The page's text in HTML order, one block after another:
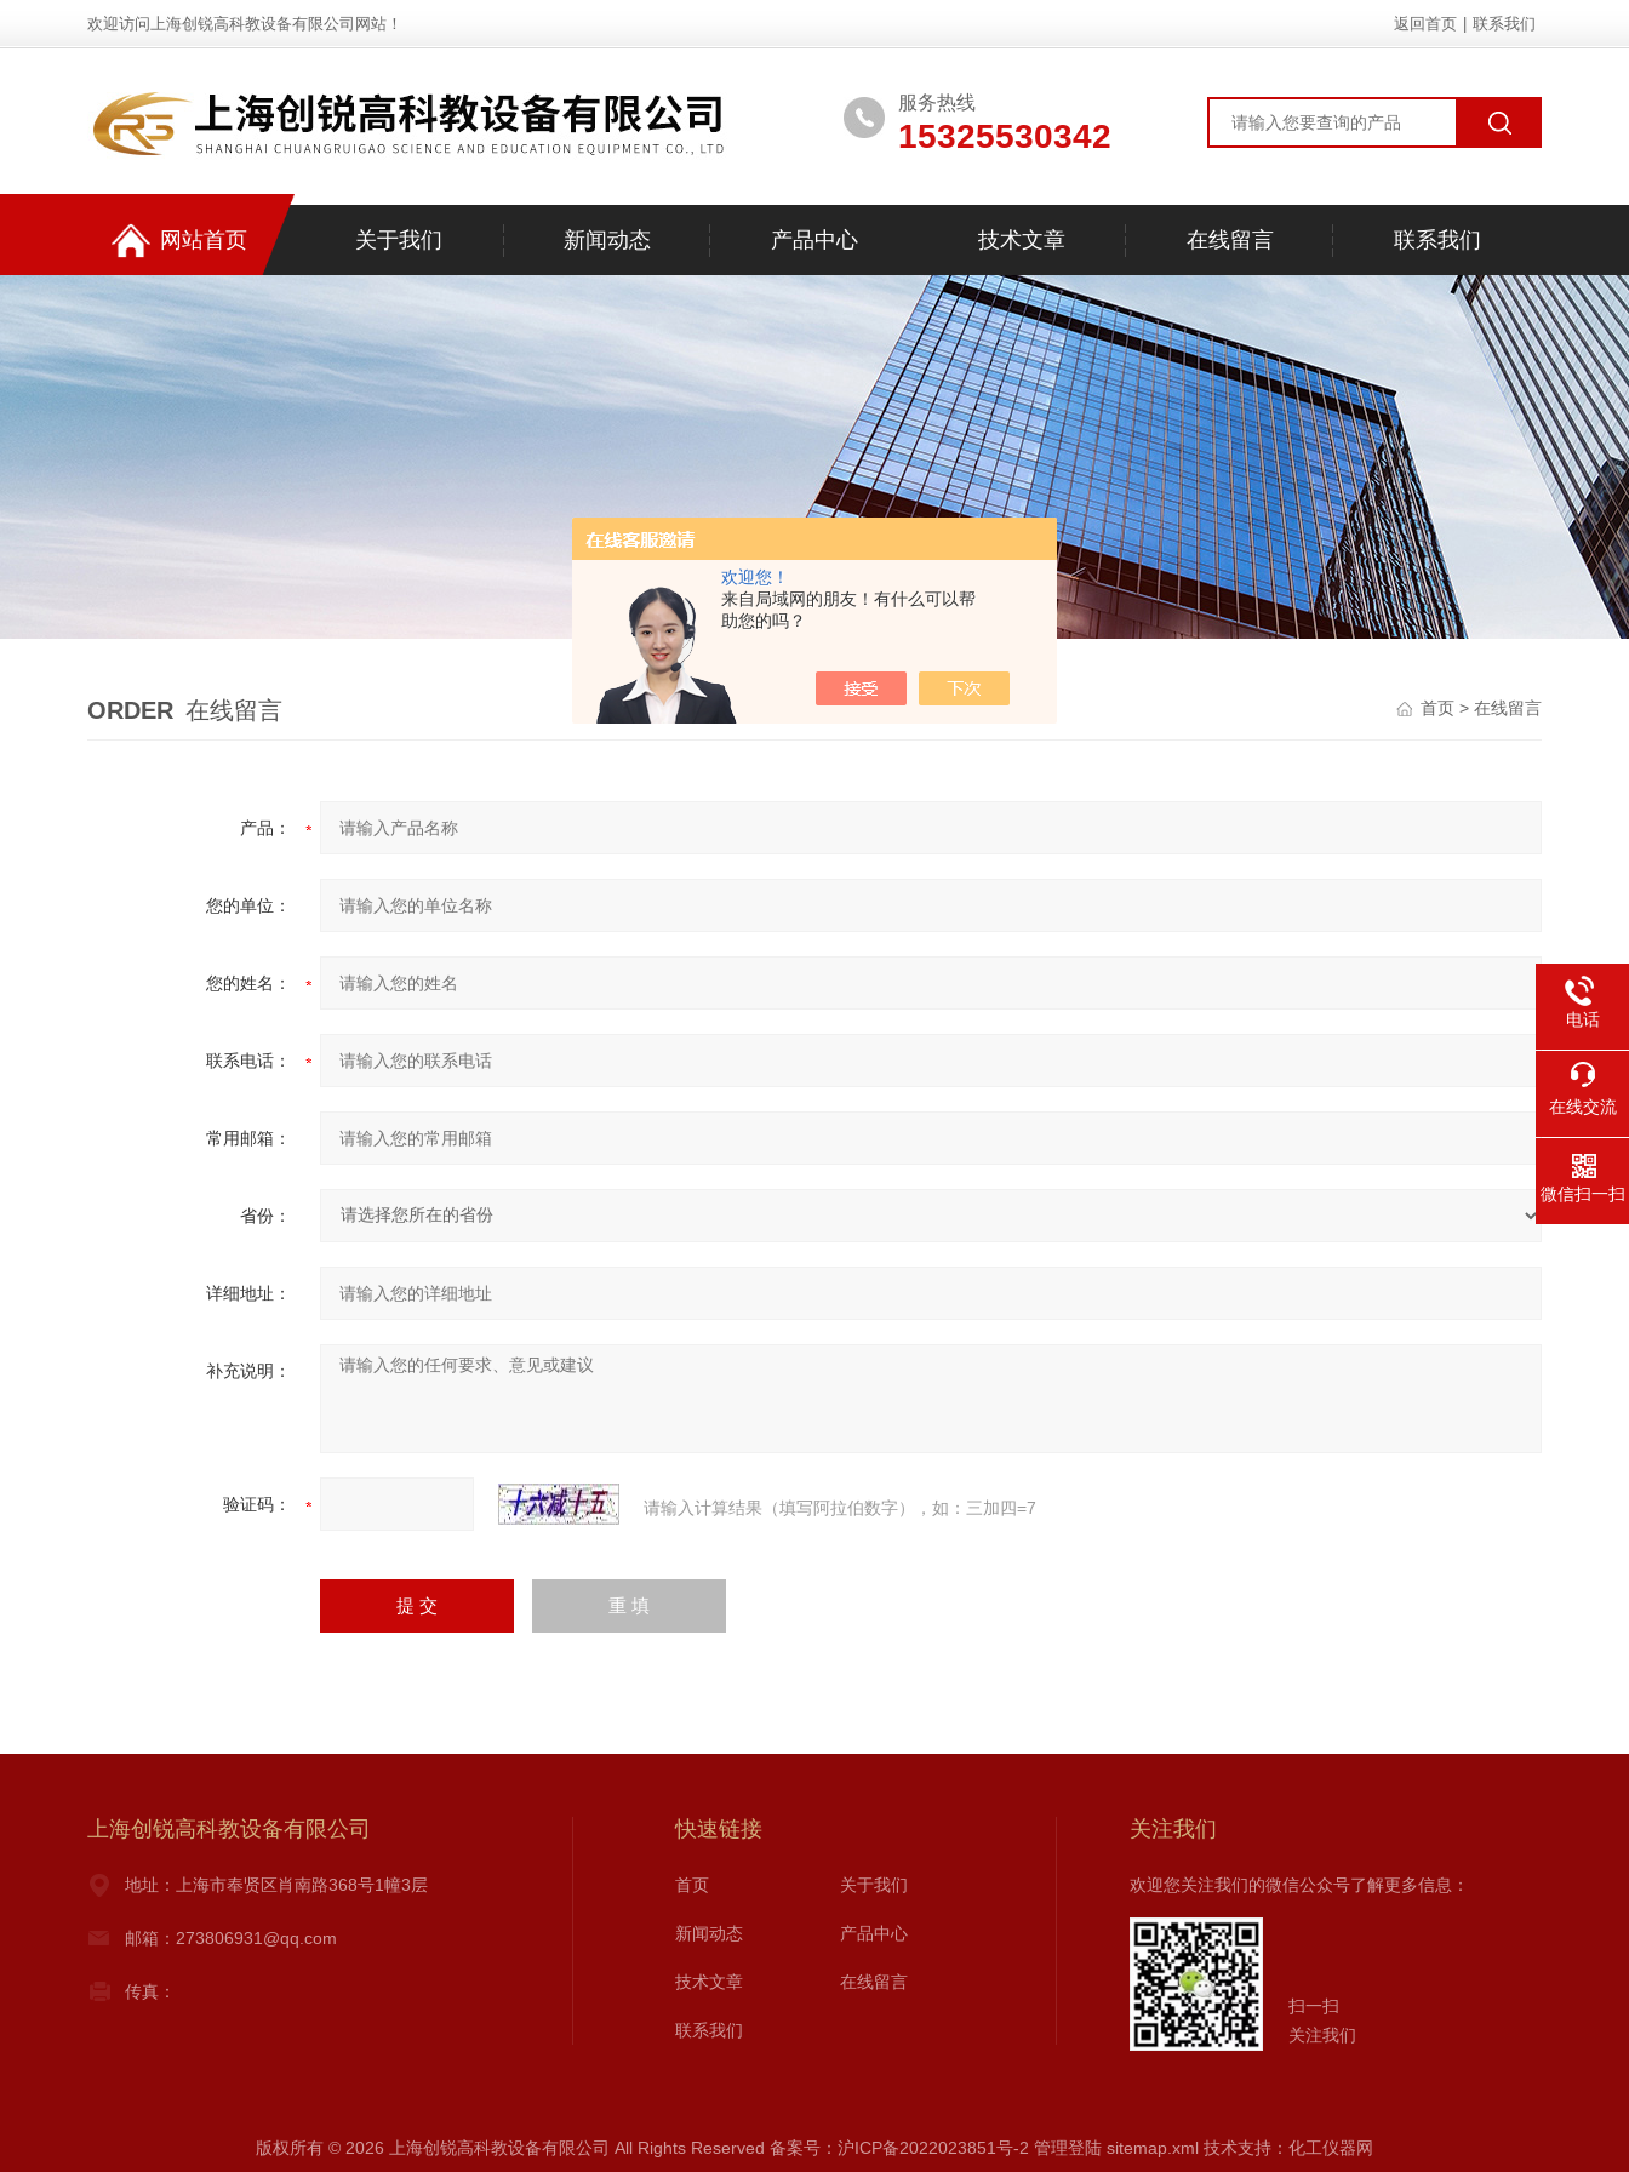
欢迎您！
来自局域网的朋友！有什么可以帮
助您的吗？
欢迎访问上海创锐高科教设备有限公司网站！ 返回首页 联系我们
服务热线
15325530342
网站首页 关于我们 新闻动态 产品中心 技术文章 在线留言 联系我们
ORDER 在线留言 首页 > 在线留言
产品：
您的单位：
您的姓名：
联系电话：
常用邮箱：
省份：
详细地址：
补充说明：
验证码： 请输入计算结果（填写阿拉伯数字），如：三加四=7
上海创锐高科教设备有限公司
地址：上海市奉贤区肖南路368号1幢3层
邮箱：273806931@qq.com
传真：
快速链接
首页 关于我们
新闻动态 产品中心
技术文章 在线留言
联系我们
关注我们
欢迎您关注我们的微信公众号了解更多信息：
扫一扫
关注我们
版权所有 © 2026 上海创锐高科教设备有限公司 All Rights Reserved 备案号： 沪ICP备2022023851号-2 管理登陆 sitemap.xml 技术支持： 化工仪器网
电话
在线交流
微信扫一扫